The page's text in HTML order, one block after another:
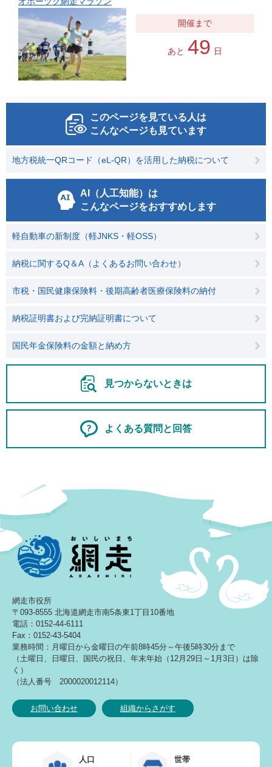
あと 49 日
このページを見ている人は
こんなページも見ています
地方税統一QRコード（eL-QR）を活用した納税について
AI（人工知能）は
こんなページをおすすめします
軽自動車の新制度（軽JNKS・軽OSS）
納税に関するQ＆A（よくあるお問い合わせ）
市税・国民健康保険料・後期高齢者医療保険料の納付
納税証明書および完納証明書について
国民年金保険料の金額と納め方
見つからないときは
よくある質問と回答
網走市役所
〒093-8555 北海道網走市南5条東1丁目10番地
電話：0152-44-6111
Fax：0152-43-5404
業務時間：月曜日から金曜日の午前8時45分～午後5時30分まで
（土曜日、日曜日、国民の祝日、年末年始（12月29日～1月3日）は除
く）
（法人番号 2000020012114）
お問い合わせ 組織からさがす
人口 世帯